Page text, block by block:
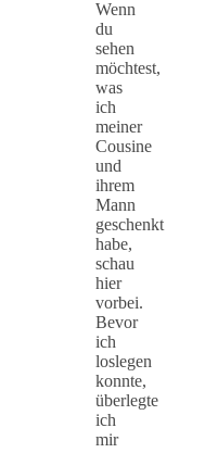
Wenn
du
sehen
möchtest,
was
ich
meiner
Cousine
und
ihrem
Mann
geschenkt
habe,
schau
hier
vorbei.
Bevor
ich
loslegen
konnte,
überlegte
ich
mir